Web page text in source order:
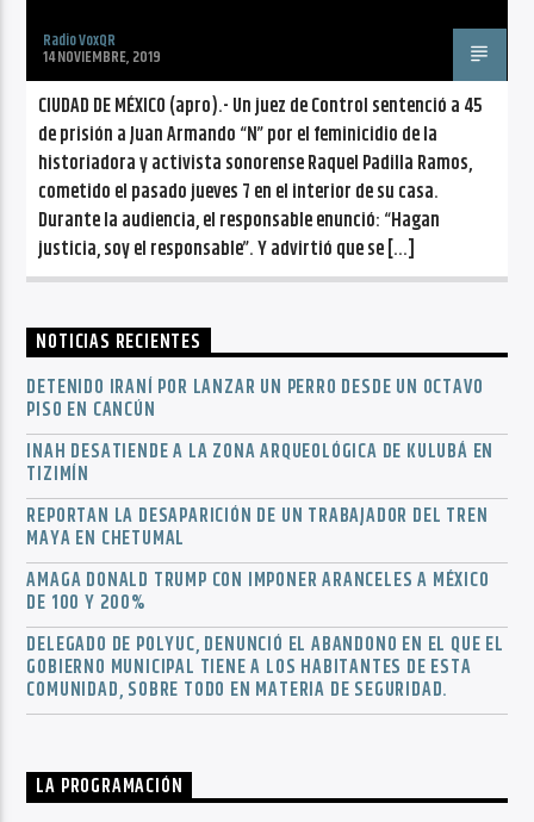
Radio VoxQR
14 NOVIEMBRE, 2019
CIUDAD DE MÉXICO (apro).- Un juez de Control sentenció a 45
de prisión a Juan Armando “N” por el feminicidio de la
historiadora y activista sonorense Raquel Padilla Ramos,
cometido el pasado jueves 7 en el interior de su casa.
Durante la audiencia, el responsable enunció: “Hagan
justicia, soy el responsable”. Y advirtió que se […]
NOTICIAS RECIENTES
DETENIDO IRANÍ POR LANZAR UN PERRO DESDE UN OCTAVO
PISO EN CANCÚN
INAH DESATIENDE A LA ZONA ARQUEOLÓGICA DE KULUBÁ EN
TIZIMÍN
REPORTAN LA DESAPARICIÓN DE UN TRABAJADOR DEL TREN
MAYA EN CHETUMAL
AMAGA DONALD TRUMP CON IMPONER ARANCELES A MÉXICO
DE 100 Y 200%
DELEGADO DE POLYUC, DENUNCIÓ EL ABANDONO EN EL QUE EL
GOBIERNO MUNICIPAL TIENE A LOS HABITANTES DE ESTA
COMUNIDAD, SOBRE TODO EN MATERIA DE SEGURIDAD.
LA PROGRAMACIÓN